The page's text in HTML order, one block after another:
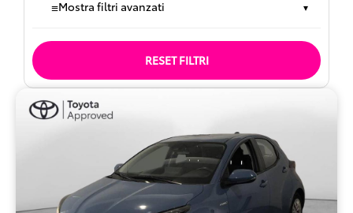
≡Mostra filtri avanzati ▾
RESET FILTRI